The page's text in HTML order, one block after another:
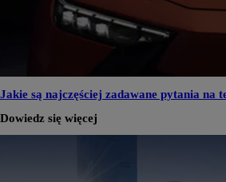
Jakie są najczęściej zadawane pytania na
Dowiedz się więcej